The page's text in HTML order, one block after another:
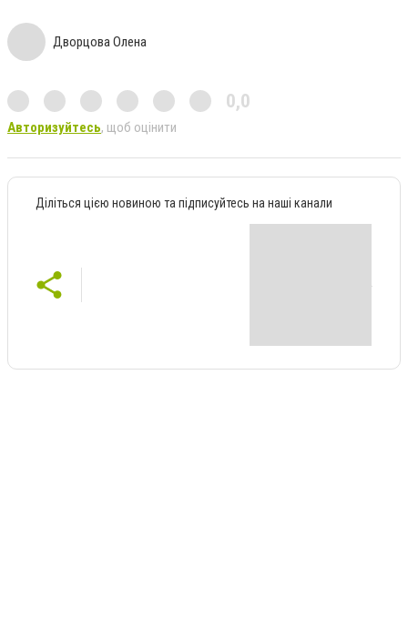
Дворцова Олена
0,0
Авторизуйтесь, щоб оцінити
Діліться цією новиною та підписуйтесь на наші канали